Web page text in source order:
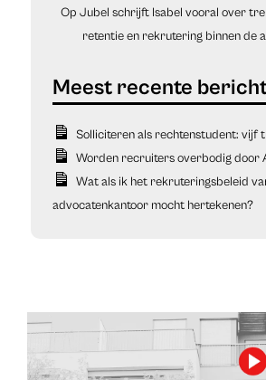
Op Jubel schrijft Isabel vooral over
retentie en rekrutering binnen de
Solliciteren als rechtenstudent: vijf
Worden recruiters overbodig door
Wat als ik het rekruteringsbeleid
advocatenkantoor mocht hertekenen?